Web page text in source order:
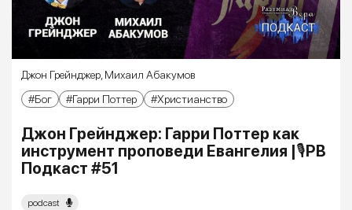
Джон Грейнджер,Михаил Абакумов
Бог
Гарри Поттер Христианство
Джон Грейнджер: Гарри Поттер как
инструмент проповеди Евангелия |🎙РВ
Подкаст #51
podcast